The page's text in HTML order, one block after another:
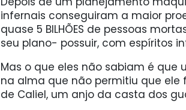
infernais conseguiram a maior
quase 5 BILHÕES de pessoas
seu plano- possuir, com espíritos
Mas o que eles não sabiam é
na alma que não permitiu que ele
de Caliel, um anjo da casta dos